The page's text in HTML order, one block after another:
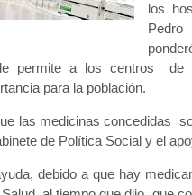
los
Pedro
permite a los centros de
para la población.
las medicinas concedidas
de Política Social y el
debido a que hay